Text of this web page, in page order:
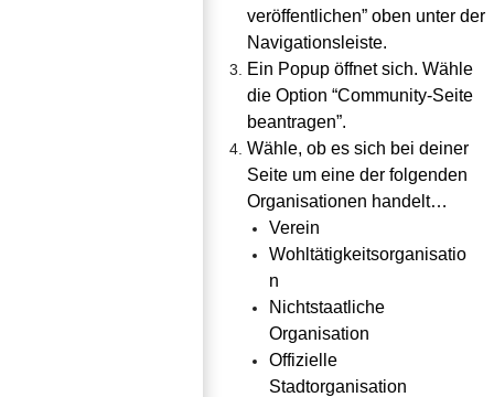
veröffentlichen” oben unter der
Navigationsleiste.
Ein Popup öffnet sich. Wähle
die Option “Community-Seite
beantragen”.
Wähle, ob es sich bei deiner
Seite um eine der folgenden
Organisationen handelt…
Verein
Wohltätigkeitsorganisatio
n
Nichtstaatliche
Organisation
Offizielle
Stadtorganisation